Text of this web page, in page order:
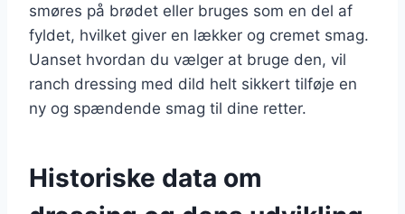
smøres på brødet eller bruges som en del af
fyldet, hvilket giver en lækker og cremet smag.
Uanset hvordan du vælger at bruge den, vil
ranch dressing med dild helt sikkert tilføje en
ny og spændende smag til dine retter.
Historiske data om